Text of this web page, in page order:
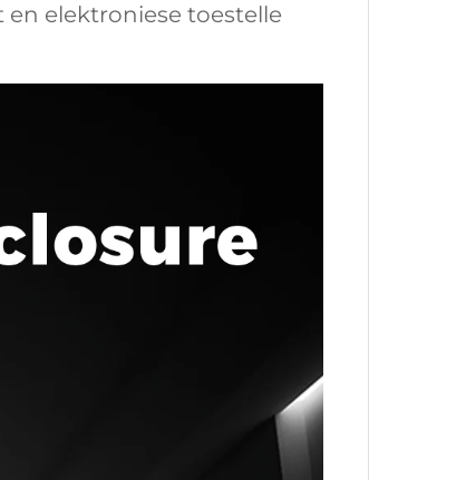
elektroniese toestelle